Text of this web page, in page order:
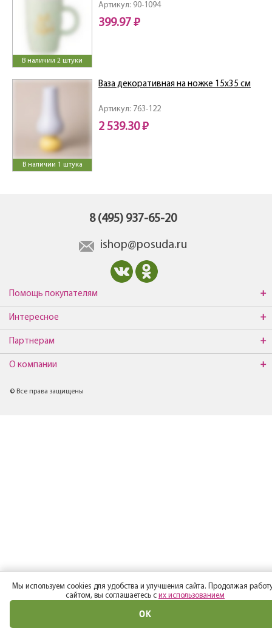
В наличии 2 штуки
Артикул: 90-1094
399.97 ₽
В наличии 1 штука
Артикул: 763-122
Ваза декоративная на ножке 15х35 см
2 539.30 ₽
8 (495) 937-65-20
ishop@posuda.ru
Помощь покупателям
Интересное
Партнерам
О компании
© Все права защищены
Мы используем cookies для удобства и улучшения сайта. Продолжая
сайтом, вы соглашаетесь с их использованием
ОК